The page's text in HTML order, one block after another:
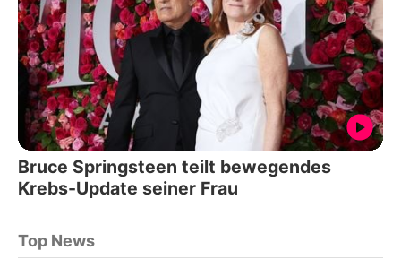
Bruce Springsteen teilt bewegendes
Krebs-Update seiner Frau
Top News